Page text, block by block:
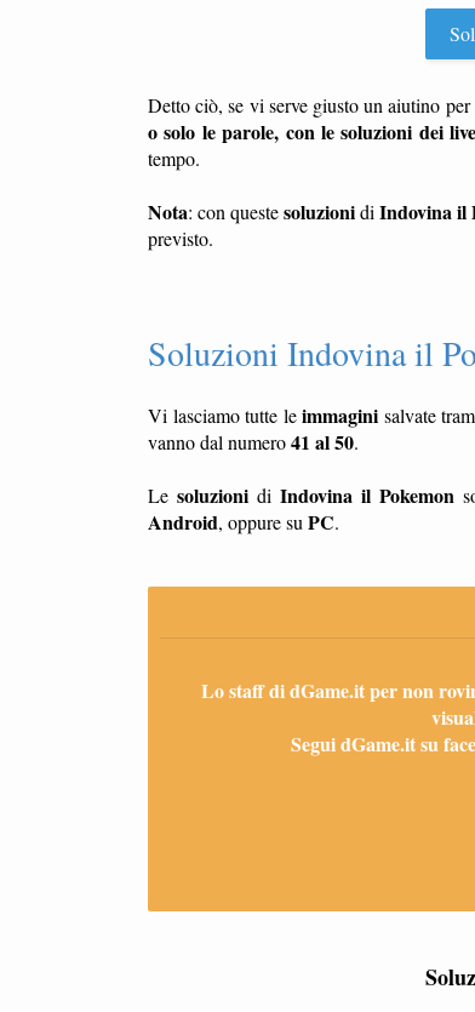
Detto ciò, se vi serve giusto un aiutino per
o solo le parole, con le soluzioni dei
tempo.
Nota: con questesoluzionidi Indovina il
previsto.
Soluzioni Indovina il
Vi lasciamo tutte leimmagini salvate
vanno dal numero41 al 50.
Lesoluzioni diIndovina il Pokemon
Android, oppure suPC.
Lo staff di dGame.it per non
Segui dGame.it su